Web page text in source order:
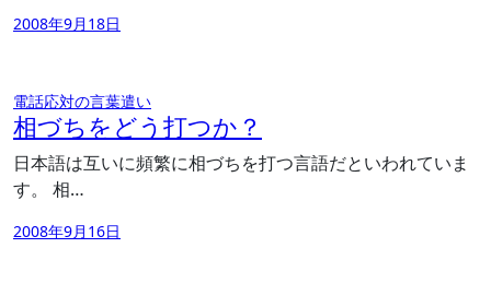
2008年9月18日
電話応対の言葉遣い
相づちをどう打つか？
日本語は互いに頻繁に相づちを打つ言語だといわれていま
す。 相…
2008年9月16日